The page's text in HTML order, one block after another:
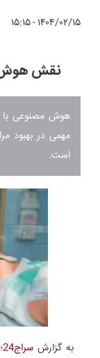
۱۴۰۴/۰۲/۱۵ - ۱۵:۱۵
نقش هوش
هوش مصنوعی با
مهمی در بهبود
است.
به گزارش سراج24